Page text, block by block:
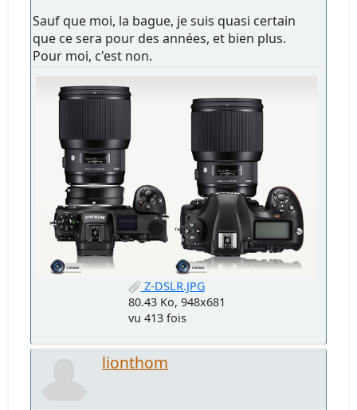
Sauf que moi, la bague, je suis quasi certain
que ce sera pour des années, et bien plus.
Pour moi, c'est non.
Z-DSLR.JPG
80.43 Ko, 948x681
vu 413 fois
lionthom